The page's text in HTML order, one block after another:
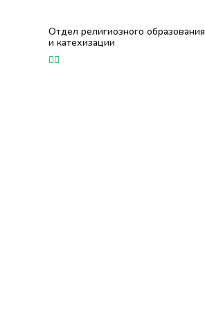
Отдел религиозного образования
и катехизации